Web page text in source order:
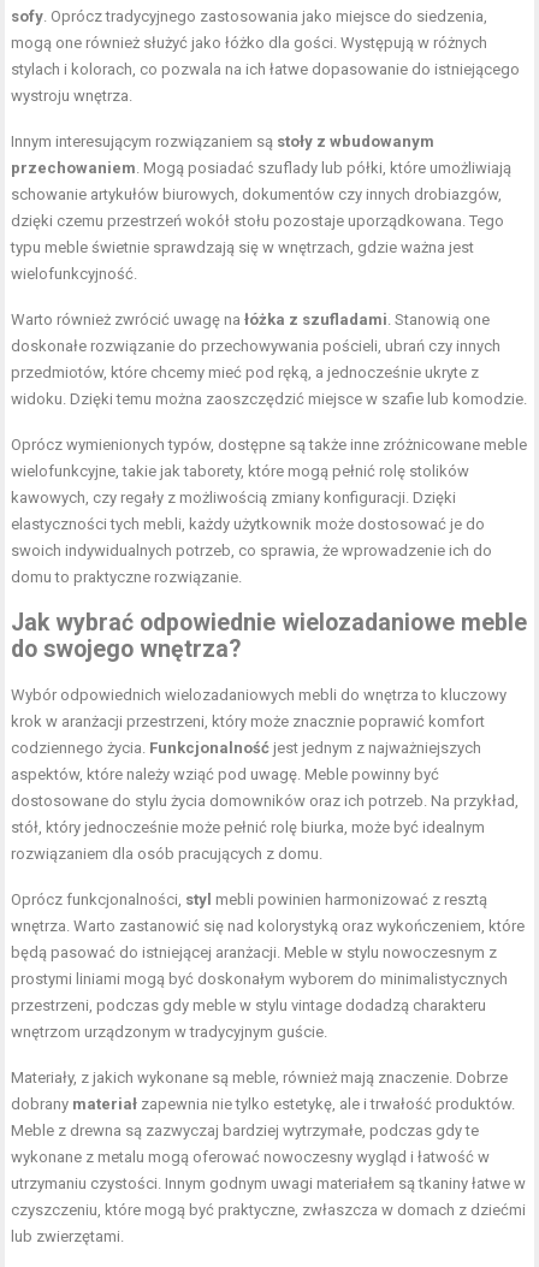
sofy . Oprócz tradycyjnego zastosowania jako miejsce do siedzenia,
mogą one również służyć jako łóżko dla gości. Występują w różnych
stylach i kolorach, co pozwala na ich łatwe dopasowanie do istniejącego
wystroju wnętrza.
Innym interesującym rozwiązaniem są stoły z wbudowanym
przechowaniem . Mogą posiadać szuflady lub półki, które umożliwiają
schowanie artykułów biurowych, dokumentów czy innych drobiazgów,
dzięki czemu przestrzeń wokół stołu pozostaje uporządkowana. Tego
typu meble świetnie sprawdzają się w wnętrzach, gdzie ważna jest
wielofunkcyjność.
Warto również zwrócić uwagę nałóżka z szufladami . Stanowią one
doskonałe rozwiązanie do przechowywania pościeli, ubrań czy innych
przedmiotów, które chcemy mieć pod ręką, a jednocześnie ukryte z
widoku. Dzięki temu można zaoszczędzić miejsce w szafie lub komodzie.
Oprócz wymienionych typów, dostępne są także inne zróżnicowane meble
wielofunkcyjne, takie jak taborety, które mogą pełnić rolę stolików
kawowych, czy regały z możliwością zmiany konfiguracji. Dzięki
elastyczności tych mebli, każdy użytkownik może dostosować je do
swoich indywidualnych potrzeb, co sprawia, że wprowadzenie ich do
domu to praktyczne rozwiązanie.
Jak wybrać odpowiednie wielozadaniowe meble
do swojego wnętrza?
Wybór odpowiednich wielozadaniowych mebli do wnętrza to kluczowy
krok w aranżacji przestrzeni, który może znacznie poprawić komfort
codziennego życia. Funkcjonalność jest jednym z najważniejszych
aspektów, które należy wziąć pod uwagę. Meble powinny być
dostosowane do stylu życia domowników oraz ich potrzeb. Na przykład,
stół, który jednocześnie może pełnić rolę biurka, może być idealnym
rozwiązaniem dla osób pracujących z domu.
Oprócz funkcjonalności, styl mebli powinien harmonizować z resztą
wnętrza. Warto zastanowić się nad kolorystyką oraz wykończeniem, które
będą pasować do istniejącej aranżacji. Meble w stylu nowoczesnym z
prostymi liniami mogą być doskonałym wyborem do minimalistycznych
przestrzeni, podczas gdy meble w stylu vintage dodadzą charakteru
wnętrzom urządzonym w tradycyjnym guście.
Materiały, z jakich wykonane są meble, również mają znaczenie. Dobrze
dobrany materiał zapewnia nie tylko estetykę, ale i trwałość produktów.
Meble z drewna są zazwyczaj bardziej wytrzymałe, podczas gdy te
wykonane z metalu mogą oferować nowoczesny wygląd i łatwość w
utrzymaniu czystości. Innym godnym uwagi materiałem są tkaniny łatwe w
czyszczeniu, które mogą być praktyczne, zwłaszcza w domach z dziećmi
lub zwierzętami.